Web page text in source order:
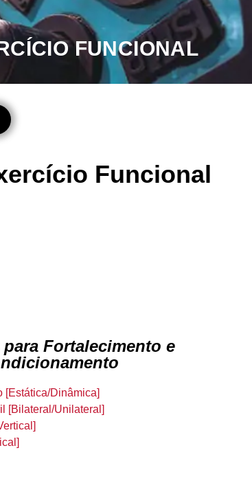
FUNCIONAL
Funcional
para Fortalecimento e
[Estática/Dinâmica]
[Bilateral/Unilateral]